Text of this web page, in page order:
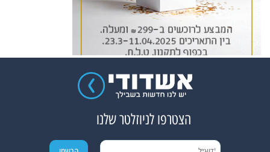
הצטרפו לניוזלטר שלנו